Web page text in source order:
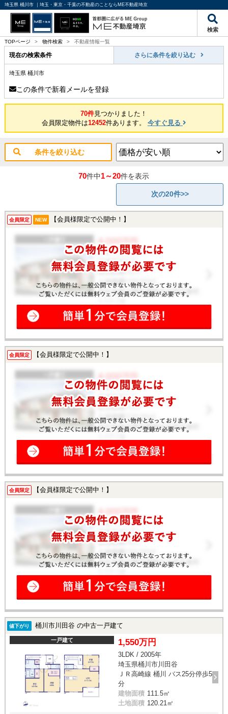
埼玉県 桶川市 ｜埼玉・東京・千葉の不動産のことならME不動産埼京
検索
TOPページ > 物件検索 > 不動産情報一覧
現在の検索条件 さらに条件を絞り込む
埼玉県 桶川市
この条件で新着メールを登録
70件見つかりました！
会員限定物件は12452件あります。 今すぐ見る
条件を絞り込む
70件中1～20件を表示
次の20件>>
会員限定 NEW 【会員様限定で公開中！】
会員限定 【会員様限定で公開中！】
会員限定 【会員様限定で公開中！】
値下がり 桶川市川田谷 の中古一戸建て
一戸建て 1,550万円
3LDK / 2005年
埼玉県桶川市川田谷
ＪＲ高崎線 桶川 バス25分停歩5
分
建物面積 111.5㎡
土地面積 120.21㎡